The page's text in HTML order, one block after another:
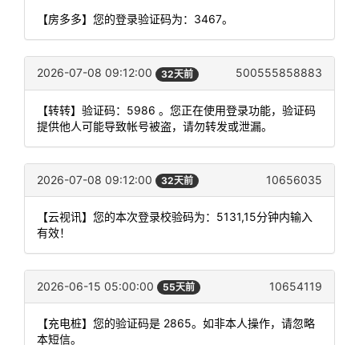
【房多多】您的登录验证码为：3467。
2026-07-08 09:12:00 32天前 500555858883
【转转】验证码：5986 。您正在使用登录功能，验证码
提供他人可能导致帐号被盗，请勿转发或泄漏。
2026-07-08 09:12:00 32天前 10656035
【云视讯】您的本次登录校验码为：5131,15分钟内输入
有效！
2026-06-15 05:00:00 55天前 10654119
【充电桩】您的验证码是 2865。如非本人操作，请忽略
本短信。